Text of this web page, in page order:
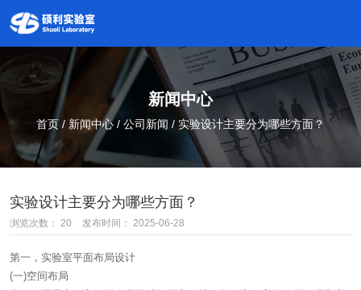
新闻中心
首页 / 新闻中心 / 公司新闻 / 实验设计主要分为哪些方面？
实验设计主要分为哪些方面？
浏览次数： 20 发布时间： 2025-06-28
第一，实验室平面布局设计
(一)空间布局